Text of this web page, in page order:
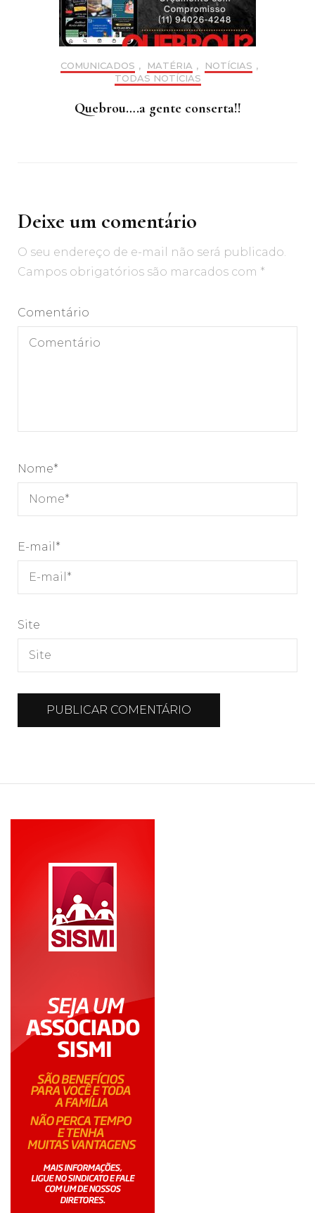
COMUNICADOS , MATÉRIA , NOTÍCIAS ,
TODAS NOTÍCIAS
Quebrou….a gente conserta!!
Deixe um comentário
O seu endereço de e-mail não será publicado.
Campos obrigatórios são marcados com *
Comentário
Nome*
E-mail *
Site